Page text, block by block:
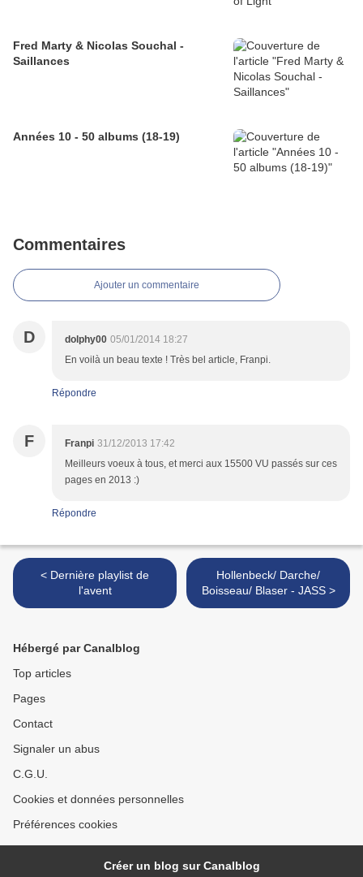
Fred Marty & Nicolas Souchal -
Saillances
Années 10 - 50 albums (18-19)
Commentaires
Ajouter un commentaire
D dolphy00 05/01/2014 18:27
En voilà un beau texte ! Très bel article, Franpi.
Répondre
F Franpi 31/12/2013 17:42
Meilleurs voeux à tous, et merci aux 15500 VU passés sur ces
pages en 2013 :)
Répondre
< Dernière playlist de
l'avent
Hollenbeck/ Darche/
Boisseau/ Blaser - JASS >
Hébergé par Canalblog
Top articles
Pages
Contact
Signaler un abus
C.G.U.
Cookies et données personnelles
Préférences cookies
Créer un blog sur Canalblog